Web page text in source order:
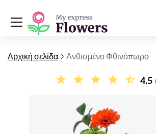
Αρχική σελίδα Ανθισμένο Φθινόπωρο
4.5